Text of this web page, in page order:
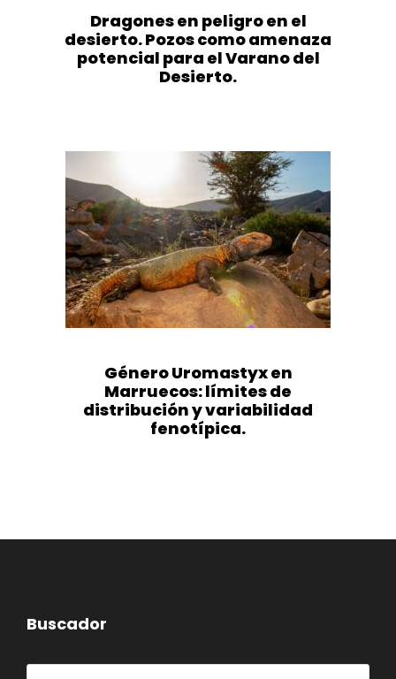
Dragones en peligro en el
desierto. Pozos como amenaza
potencial para el Varano del
Desierto.
Género Uromastyx en
Marruecos: límites de
distribución y variabilidad
fenotípica.
Buscador